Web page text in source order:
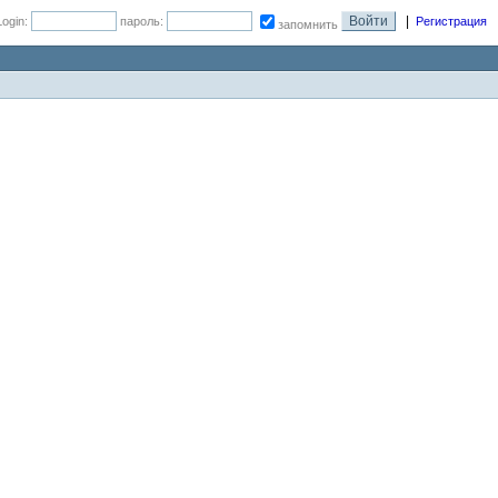
пароль: запомнить Регистрация